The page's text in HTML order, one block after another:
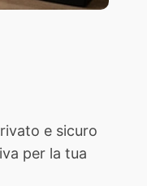
e sicuro
per la tua